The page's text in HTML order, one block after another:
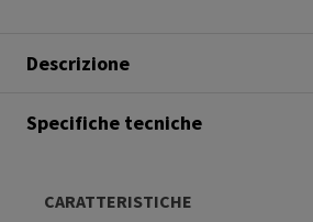
Descrizione
Specifiche tecniche
CARATTERISTICHE